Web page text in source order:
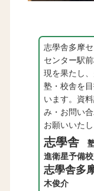
志學舎多摩
センター駅
現を果たし
塾・校舎を
います。資
み・お問い
お願いいたし
志學舎塾
進衛星予備
志學舎多
木俊介